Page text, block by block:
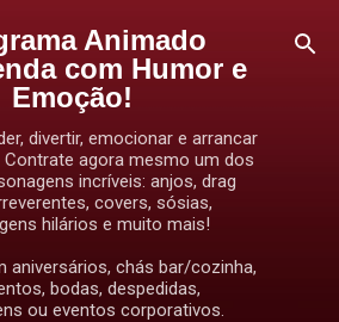
o conteúdo principal
Animado
com Humor e
Emoção!
divertir, emocionar e arrancar
agora mesmo um dos
incríveis: anjos, drag
covers, sósias,
hilários e muito mais!
aniversários, chás bar/cozinha,
bodas, despedidas,
ou eventos corporativos.